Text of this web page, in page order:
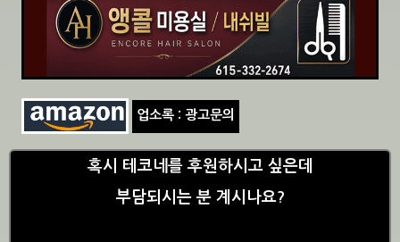
업소록 : 광고문의
혹시 테코네를 후원하시고 싶은데
부담되시는 분 계시나요?